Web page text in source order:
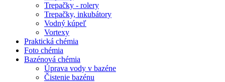
Trepačky - rolery
Trepačky, inkubátory
Vodný kúpeľ
Vortexy
Praktická chémia
Foto chémia
Bazénová chémia
Úprava vody v bazéne
Čistenie bazénu